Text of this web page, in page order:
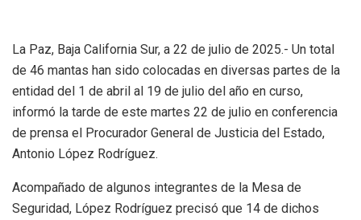
La Paz, Baja California Sur, a 22 de julio de 2025.- Un total
de 46 mantas han sido colocadas en diversas partes de la
entidad del 1 de abril al 19 de julio del año en curso,
informó la tarde de este martes 22 de julio en conferencia
de prensa el Procurador General de Justicia del Estado,
Antonio López Rodríguez.
Acompañado de algunos integrantes de la Mesa de
Seguridad, López Rodríguez precisó que 14 de dichos